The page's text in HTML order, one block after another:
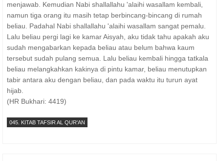
menjawab. Kemudian Nabi shallallahu 'alaihi wasallam kembali,
namun tiga orang itu masih tetap berbincang-bincang di rumah
beliau. Padahal Nabi shallallahu 'alaihi wasallam sangat pemalu.
Lalu beliau pergi lagi ke kamar Aisyah, aku tidak tahu apakah aku
sudah mengabarkan kepada beliau atau belum bahwa kaum
tersebut sudah pulang semua. Lalu beliau kembali hingga tatkala
beliau melangkahkan kakinya di pintu kamar, beliau menutupkan
tabir antara aku dengan beliau, dan pada waktu itu turun ayat
hijab.
(HR Bukhari: 4419)
045. KITAB TAFSIR AL QUR'AN